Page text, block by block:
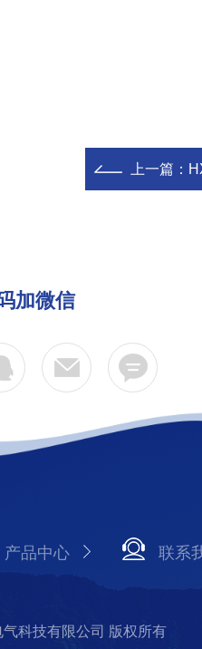
上一篇：
加微信
产品中心 联系
科技有限公司 版权所有